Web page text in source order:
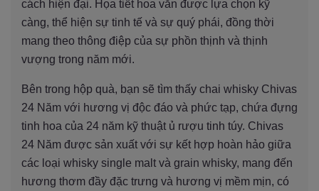
cách hiện đại. Họa tiết hoa văn được lựa chọn kỹ
càng, thể hiện sự tinh tế và sự quý phái, đồng thời
mang theo thông điệp của sự phồn thịnh và thịnh
vượng trong năm mới.
Bên trong hộp quà, bạn sẽ tìm thấy chai whisky Chivas
24 Năm với hương vị độc đáo và phức tạp, chứa đựng
tinh hoa của 24 năm kỹ thuật ủ rượu tinh túy. Chivas
24 Năm được sản xuất với sự kết hợp hoàn hảo giữa
các loại whisky single malt và grain whisky, mang đến
hương thơm đầy đặc trưng và hương vị mềm mịn, có